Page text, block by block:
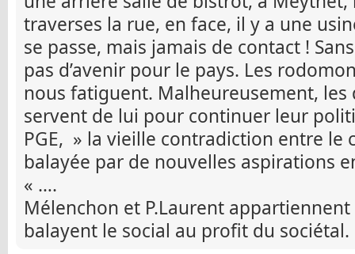
traverses la rue, en face, il y a une
se passe, mais jamais de contact !
pas d’avenir pour le pays. Les
nous fatiguent. Malheureusement, les
servent de lui pour continuer leur
PGE, » la vieille contradiction entre le
balayée par de nouvelles aspirations
« ….
Mélenchon et P.Laurent
balayent le social au profit du sociétal.